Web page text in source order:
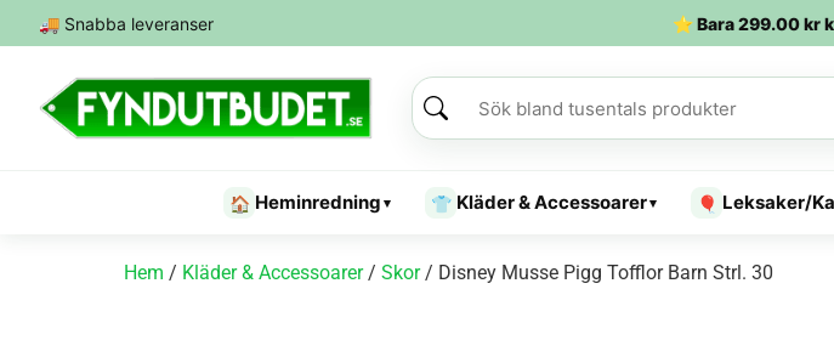
🚚 Snabba leveranser ⭐ Bara299.00kr
🏠 Heminredning ▾ 👕 Kläder & Accessoarer▾ 🎈 Leksaker/
Hem / Kläder & Accessoarer/ Skor/ Disney Musse Pigg Tofflor Barn Strl. 30